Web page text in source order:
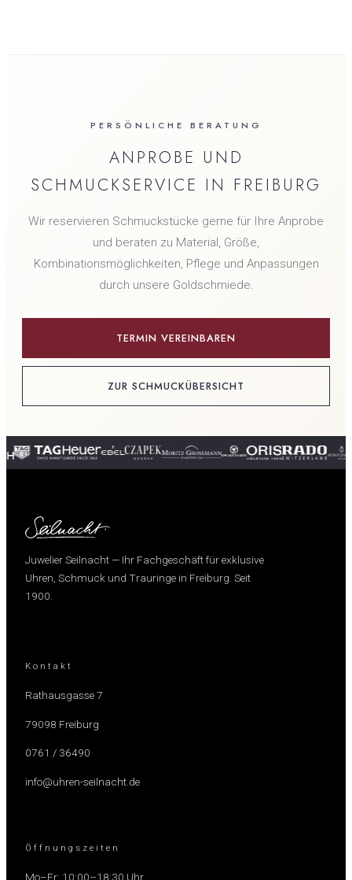
PERSÖNLICHE BERATUNG
ANPROBE UND
SCHMUCKSERVICE IN FREIBURG
Wir reservieren Schmuckstücke gerne für Ihre Anprobe
und beraten zu Material, Größe,
Kombinationsmöglichkeiten, Pflege und Anpassungen
durch unsere Goldschmiede.
TERMIN VEREINBAREN
ZUR SCHMUCKÜBERSICHT
Juwelier Seilnacht — Ihr Fachgeschäft für exklusive
Uhren, Schmuck und Trauringe in Freiburg. Seit
1900.
Kontakt
Rathausgasse 7
79098 Freiburg
0761 / 36490
info@uhren-seilnacht.de
Öffnungszeiten
Mo–Fr: 10:00–18:30 Uhr